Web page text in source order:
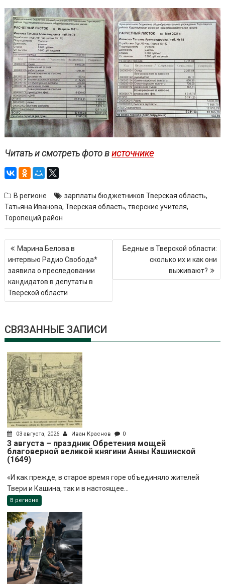
Читать и смотреть фото висточнике
В регионе зарплаты бюджетников Тверская область,
Татьяна Иванова,Тверская область,тверские учителя,
Торопеций район
Навигация
по
записям
Марина Белова в
интервью Радио Свобода*
заявила о преследовании
кандидатов в депутаты в
Тверской области
Бедные в Тверской области:
сколько их и как они
выживают?
СВЯЗАННЫЕ ЗАПИСИ
03 августа, 2026 Иван Краснов 0
3 августа – праздник Обретения мощей
благоверной великой княгини Анны Кашинской
(1649)
«И как прежде, в старое время горе объединяло жителей
Твери и Кашина, так и в настоящее...
В регионе